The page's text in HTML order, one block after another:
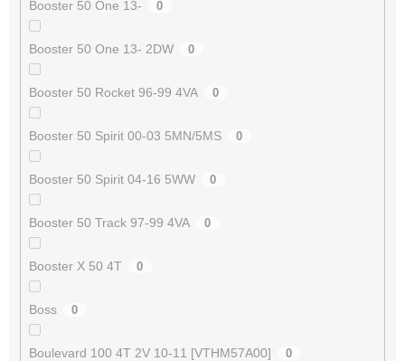
Booster 50 One 13- 0
Booster 50 One 13- 2DW 0
Booster 50 Rocket 96-99 4VA 0
Booster 50 Spirit 00-03 5MN/5MS 0
Booster 50 Spirit 04-16 5WW 0
Booster 50 Track 97-99 4VA 0
Booster X 50 4T 0
Boss 0
Boulevard 100 4T 2V 10-11 [VTHM57A00] 0